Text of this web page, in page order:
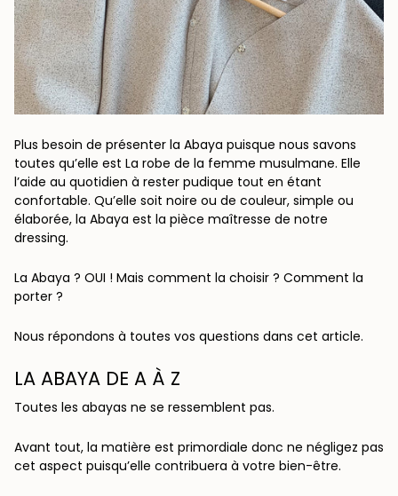
Plus besoin de présenter la Abaya puisque nous savons
toutes qu’elle est La robe de la femme musulmane. Elle
l’aide au quotidien à rester pudique tout en étant
confortable. Qu’elle soit noire ou de couleur, simple ou
élaborée, la Abaya est la pièce maîtresse de notre
dressing.
La Abaya ? OUI ! Mais comment la choisir ? Comment la
porter ?
Nous répondons à toutes vos questions dans cet article.
LA ABAYA DE A À Z
Toutes les abayas ne se ressemblent pas.
Avant tout, la matière est primordiale donc ne négligez pas
cet aspect puisqu’elle contribuera à votre bien-être.